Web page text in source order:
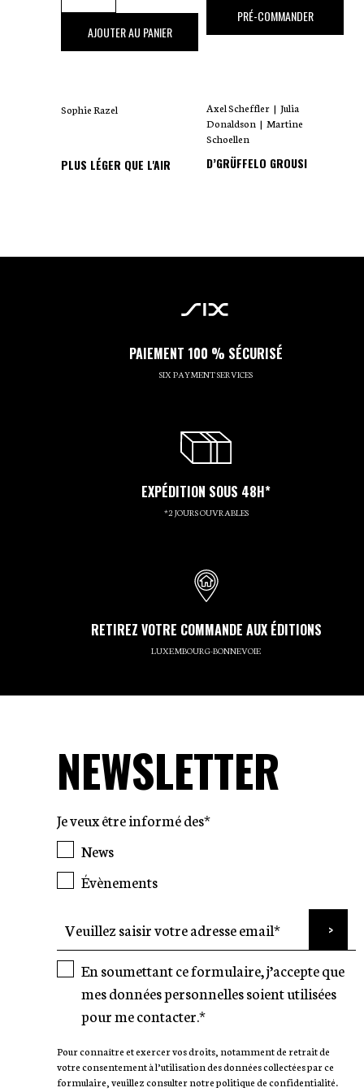
,00 €
AJOUTER AU PANIER
Sophie Razel
PLUS LÉGER QUE L'AIR
,00 €
PRÉ-COMMANDER
Axel Scheffler | Julia
Donaldson | Martine
Schoellen
D’GRÜFFELO GROUSI
PAIEMENT 100 % SÉCURISÉ
SIX PAYMENT SERVICES
EXPÉDITION SOUS 48H*
*2 JOURS OUVRABLES
RETIREZ VOTRE COMMANDE AUX ÉDITIONS
LUXEMBOURG-BONNEVOIE
NEWSLETTER
Je veux être informé des*
News
Évènements
En soumettant ce formulaire, j’accepte que
mes données personnelles soient utilisées
pour me contacter.*
Pour connaître et exercer vos droits, notamment de retrait de
votre consentement à l’utilisation des données collectées par ce
formulaire, veuillez consulter notre politique de confidentialité.